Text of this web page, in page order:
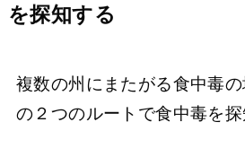
を探知する
複数の州にまたがる食中毒
の２つのルートで食中毒を探